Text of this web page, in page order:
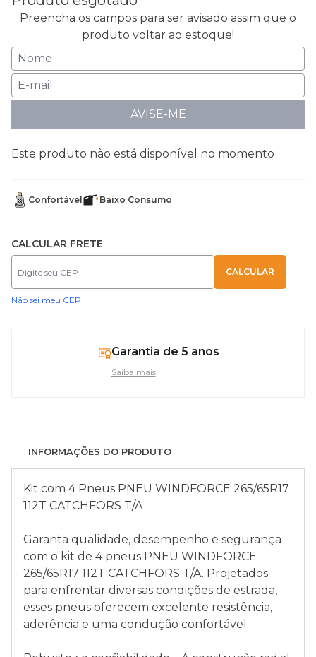
Preencha os campos para ser avisado assim que o
produto voltar ao estoque!
AVISE-ME
Este produto não está disponível no momento
Confortável Baixo Consumo
CALCULAR FRETE
Não sei meu CEP
Garantia de 5 anos
Saiba mais
INFORMAÇÕES DO PRODUTO
Kit com 4 Pneus PNEU WINDFORCE 265/65R17
112T CATCHFORS T/A
Garanta qualidade, desempenho e segurança
com o kit de 4 pneus PNEU WINDFORCE
265/65R17 112T CATCHFORS T/A. Projetados
para enfrentar diversas condições de estrada,
esses pneus oferecem excelente resistência,
aderência e uma condução confortável.